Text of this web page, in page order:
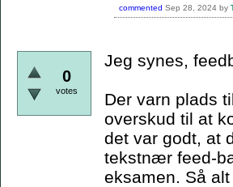
commented Sep 28, 2024 by
0
votes
Jeg synes,
Der varn plads
overskud til at
det var godt, at
tekstnær feed-
eksamen. Så